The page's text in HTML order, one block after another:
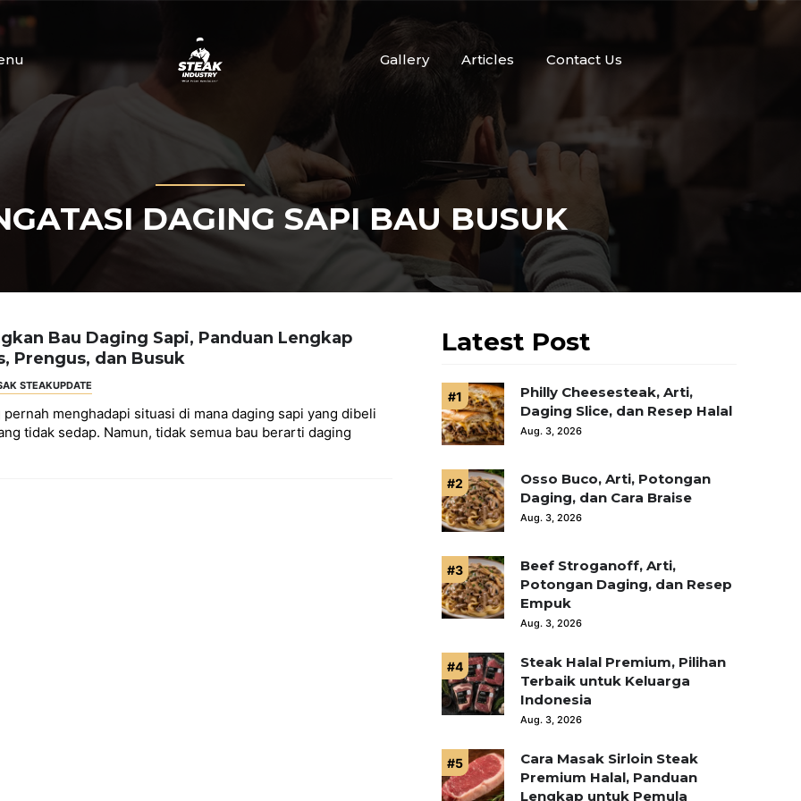
Gallery Articles Contact Us
DAGING SAPI BAU BUSUK
Bau Daging Sapi, Panduan Lengkap
Prengus, dan Busuk
STEAKUPDATE
menghadapi situasi di mana daging sapi yang dibeli
tidak sedap. Namun, tidak semua bau berarti daging
Latest Post
Philly Cheesesteak, Arti,
Daging Slice, dan Resep Halal
Aug. 3, 2026
Osso Buco, Arti, Potongan
Daging, dan Cara Braise
Aug. 3, 2026
Beef Stroganoff, Arti,
Potongan Daging, dan Resep
Empuk
Aug. 3, 2026
Steak Halal Premium, Pilihan
Terbaik untuk Keluarga
Indonesia
Aug. 3, 2026
Cara Masak Sirloin Steak
Premium Halal, Panduan
Lengkap untuk Pemula